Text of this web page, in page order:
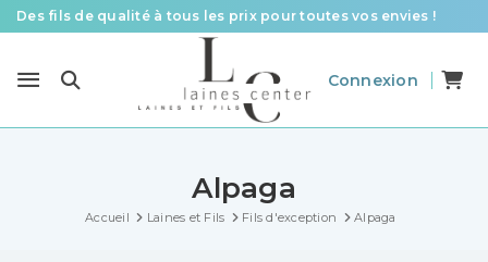
Des fils de qualité à tous les prix pour toutes vos envies !
Le spécialiste laines et fils en France pour le tricot et le crochet
Connexion
Alpaga
Accueil Laines et Fils Fils d'exception Alpaga